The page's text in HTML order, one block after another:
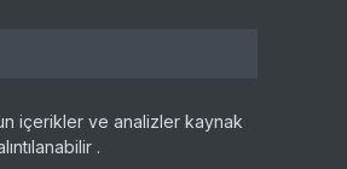
içerikler ve analizler kaynak
.